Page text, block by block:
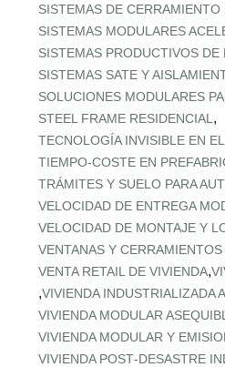
SISTEMAS DE
SISTEMAS MODULARES
SISTEMAS PRODUCTIVOS DE
SISTEMAS SATE Y
SOLUCIONES MODULARES
STEEL FRAME RESIDENCIAL ,
TECNOLOGÍA INVISIBLE EN
TIEMPO‑COSTE EN
TRÁMITES Y SUELO PARA
VELOCIDAD DE ENTREGA
VELOCIDAD DE MONTAJE Y
VENTANAS Y
VENTA RETAIL DE VIVIENDA,
,VIVIENDA INDUSTRIALIZADA
VIVIENDA MODULAR
VIVIENDA MODULAR Y
VIVIENDA POST‑DESASTRE